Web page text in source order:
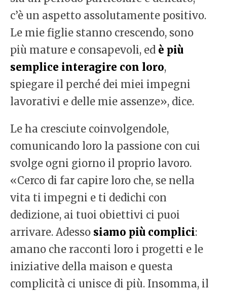
c’è un aspetto assolutamente positivo.
Le mie figlie stanno crescendo, sono
più mature e consapevoli, ed è più
semplice interagire con loro,
spiegare il perché dei miei impegni
lavorativi e delle mie assenze», dice.
Le ha cresciute coinvolgendole,
comunicando loro la passione con cui
svolge ogni giorno il proprio lavoro.
«Cerco di far capire loro che, se nella
vita ti impegni e ti dedichi con
dedizione, ai tuoi obiettivi ci puoi
arrivare. Adesso siamo più complici:
amano che racconti loro i progetti e le
iniziative della maison e questa
complicità ci unisce di più. Insomma, il